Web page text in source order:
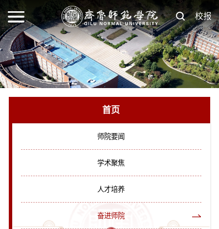
校报
首页
师院要闻
学术聚焦
人才培养
奋进师院